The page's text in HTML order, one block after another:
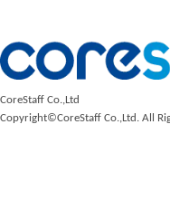
CoreStaff Co.,Ltd
Copyright©CoreStaff Co.,Ltd. All